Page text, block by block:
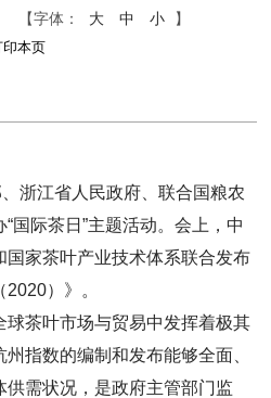
【字体： 大 中 小 】
江省人民政府、联合国粮农
国际茶日”主题活动。会上，中
国家茶叶产业技术体系联合发布
）》。
茶叶市场与贸易中发挥着极其
指数的编制和发布能够全面、
需状况，是政府主管部门监